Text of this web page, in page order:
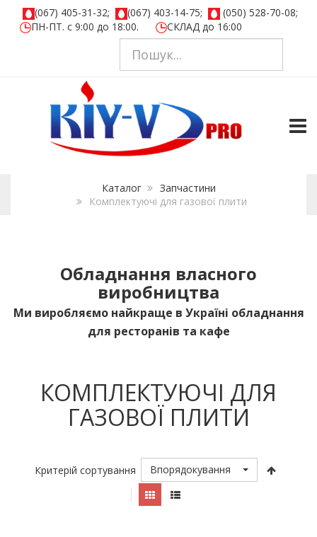
(067) 405-31-32; (067) 403-14-75;
(050) 528-70-08;
ПН-ПТ. с 9:00 до 18:00.
СКЛАД до 16:00
Каталог
Запчастини
Комплектуючі для газової плити
Обладнання власного
виробництва
Ми виробляємо найкраще в Україні обладнання
для ресторанів та кафе
КОМПЛЕКТУЮЧІ ДЛЯ
ГАЗОВОЇ ПЛИТИ
Критерій сортування Впорядокування